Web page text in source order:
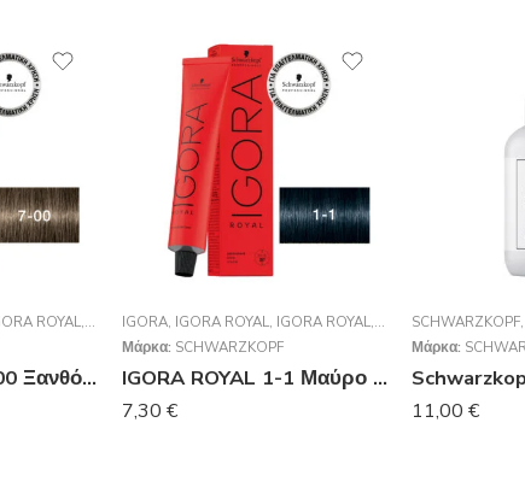
ROYAL, SCHWARZKOPF PROFESSIONAL
IGORA ROYAL 7-00 Ξανθό Μεσαίο Έντονο Φυσικό 60 ml
IGORA, IGORA ROYAL, IGORA ROYAL, SCHWARZKOPF
Μάρκα: SCHWARZKOPF
IGORA ROYAL 1-1 Μαύρο Μπλε 60 ml
7,30 €
SCHWARZKOPF,
Μάρκα:
11,00 €